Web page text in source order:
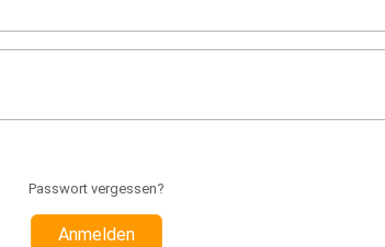
Passwort vergessen?
Anmelden